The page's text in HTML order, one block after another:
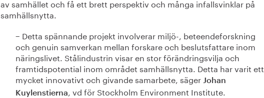
av samhället och få ett brett perspektiv och många infallsvinklar på
samhällsnytta.
− Detta spännande projekt involverar miljö-, beteendeforskning
och genuin samverkan mellan forskare och beslutsfattare inom
näringslivet. Stålindustrin visar en stor förändringsvilja och
framtidspotential inom området samhällsnytta. Detta har varit ett
mycket innovativt och givande samarbete, säger Johan
Kuylenstierna, vd för Stockholm Environment Institute.